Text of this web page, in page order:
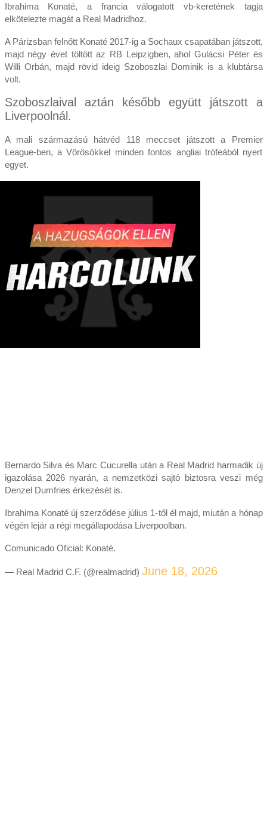
Ibrahima Konaté, a francia válogatott vb-keretének tagja
elkötelezte magát a Real Madridhoz.
A Párizsban felnőtt Konaté 2017-ig a Sochaux csapatában játszott,
majd négy évet töltött az RB Leipzigben, ahol Gulácsi Péter és
Willi Orbán, majd rövid ideig Szoboszlai Dominik is a klubtársa
volt.
Szoboszlaival aztán később együtt játszott a
Liverpoolnál.
A mali származású hátvéd 118 meccset játszott a Premier
League-ben, a Vörösökkel minden fontos angliai trófeából nyert
egyet.
Bernardo Silva és Marc Cucurella után a Real Madrid harmadik új
igazolása 2026 nyarán, a nemzetközi sajtó biztosra veszi még
Denzel Dumfries érkezését is.
Ibrahima Konaté új szerződése július 1-től él majd, miután a hónap
végén lejár a régi megállapodása Liverpoolban.
Comunicado Oficial: Konaté.
— Real Madrid C.F. (@realmadrid) June 18, 2026